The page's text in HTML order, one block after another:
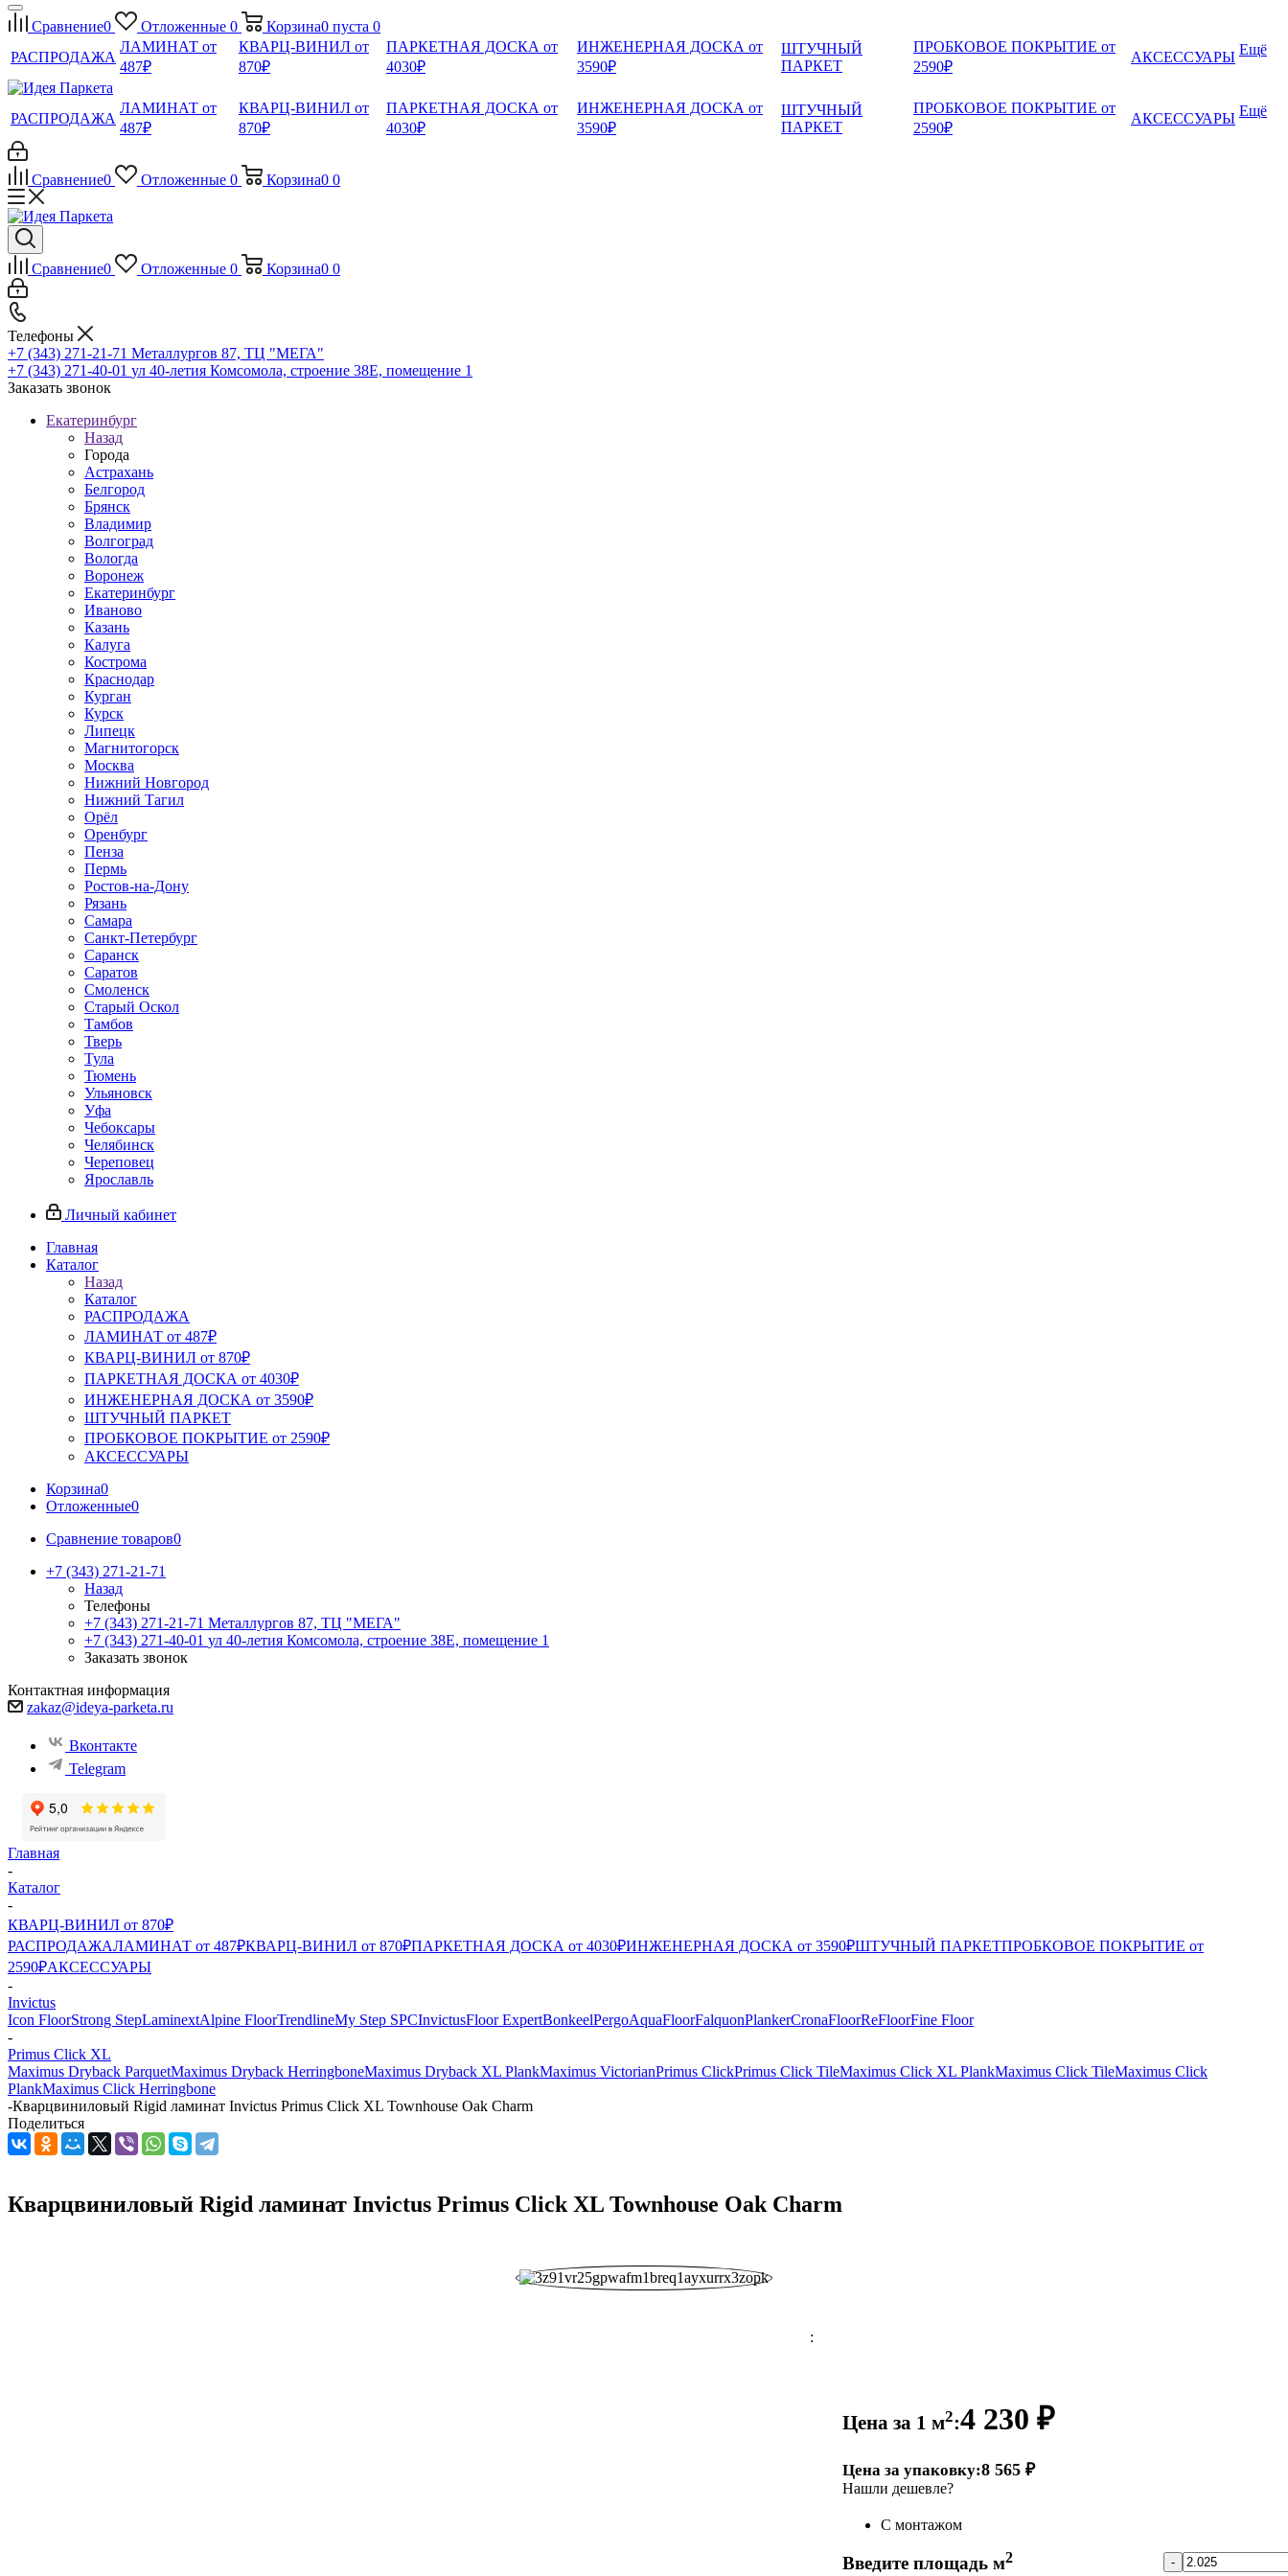
Сравнение0 Отложенные 0 Корзина0 пуста 0
РАСПРОДАЖА
ЛАМИНАТ от
487₽
КВАРЦ-ВИНИЛ от
870₽
ПАРКЕТНАЯ ДОСКА от
4030₽
ИНЖЕНЕРНАЯ ДОСКА от
3590₽
ШТУЧНЫЙ
ПАРКЕТ
ПРОБКОВОЕ ПОКРЫТИЕ от
2590₽
АКСЕССУАРЫ Ещё
РАСПРОДАЖА
ЛАМИНАТ от
487₽
КВАРЦ-ВИНИЛ от
870₽
ПАРКЕТНАЯ ДОСКА от
4030₽
ИНЖЕНЕРНАЯ ДОСКА от
3590₽
ШТУЧНЫЙ
ПАРКЕТ
ПРОБКОВОЕ ПОКРЫТИЕ от
2590₽
АКСЕССУАРЫ Ещё
Сравнение0 Отложенные 0 Корзина0 0
Сравнение0 Отложенные 0 Корзина0 0
Телефоны
+7 (343) 271-21-71 Металлургов 87, ТЦ "МЕГА"
+7 (343) 271-40-01 ул 40-летия Комсомола, строение 38Е, помещение 1
Заказать звонок
Екатеринбург
Назад
Города
Астрахань
Белгород
Брянск
Владимир
Волгоград
Вологда
Воронеж
Екатеринбург
Иваново
Казань
Калуга
Кострома
Краснодар
Курган
Курск
Липецк
Магнитогорск
Москва
Нижний Новгород
Нижний Тагил
Орёл
Оренбург
Пенза
Пермь
Ростов‑на‑Дону
Рязань
Самара
Санкт‑Петербург
Саранск
Саратов
Смоленск
Старый Оскол
Тамбов
Тверь
Тула
Тюмень
Ульяновск
Уфа
Чебоксары
Челябинск
Череповец
Ярославль
Личный кабинет
Главная
Каталог
Назад
Каталог
РАСПРОДАЖА
ЛАМИНАТ от 487₽
КВАРЦ-ВИНИЛ от 870₽
ПАРКЕТНАЯ ДОСКА от 4030₽
ИНЖЕНЕРНАЯ ДОСКА от 3590₽
ШТУЧНЫЙ ПАРКЕТ
ПРОБКОВОЕ ПОКРЫТИЕ от 2590₽
АКСЕССУАРЫ
Корзина0
Отложенные0
Сравнение товаров0
+7 (343) 271-21-71
Назад
Телефоны
+7 (343) 271-21-71 Металлургов 87, ТЦ "МЕГА"
+7 (343) 271-40-01 ул 40-летия Комсомола, строение 38Е, помещение 1
Заказать звонок
Контактная информация
zakaz@ideya-parketa.ru
Вконтакте
Telegram
Главная
-
Каталог
-
КВАРЦ-ВИНИЛ от 870₽
РАСПРОДАЖАЛАМИНАТ от 487₽КВАРЦ-ВИНИЛ от 870₽ПАРКЕТНАЯ ДОСКА от 4030₽ИНЖЕНЕРНАЯ ДОСКА от 3590₽ШТУЧНЫЙ ПАРКЕТПРОБКОВОЕ ПОКРЫТИЕ от
2590₽АКСЕССУАРЫ
-
Invictus
Icon FloorStrong StepLaminextAlpine FloorTrendlineMy Step SPCInvictusFloor ExpertBonkeelPergoAquaFloorFalquonPlankerCronaFloorReFloorFine Floor
-
Primus Click XL
Maximus Dryback ParquetMaximus Dryback HerringboneMaximus Dryback XL PlankMaximus VictorianPrimus ClickPrimus Click TileMaximus Click XL PlankMaximus Click TileMaximus Click
PlankMaximus Click Herringbone
-Кварцвиниловый Rigid ламинат Invictus Primus Click XL Townhouse Oak Charm
Поделиться
Кварцвиниловый Rigid ламинат Invictus Primus Click XL Townhouse Oak Charm
:
Цена за 1 м2:4 230 ₽
Цена за упаковку:8 565 ₽
Нашли дешевле?
С монтажом
Введите площадь м2 -